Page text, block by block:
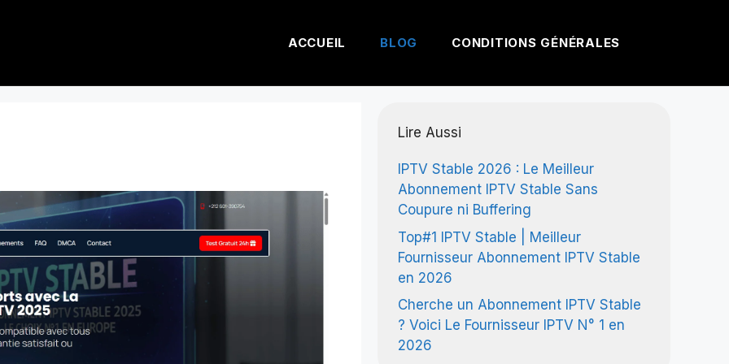
ACCUEIL BLOG CONDITIONS GÉNÉRALES
Lire Aussi
IPTV Stable 2026 : Le Meilleur
Abonnement IPTV Stable Sans
Coupure ni Buffering
Top#1 IPTV Stable | Meilleur
Fournisseur Abonnement IPTV Stable
en 2026
Cherche un Abonnement IPTV Stable
? Voici Le Fournisseur IPTV N° 1 en
2026